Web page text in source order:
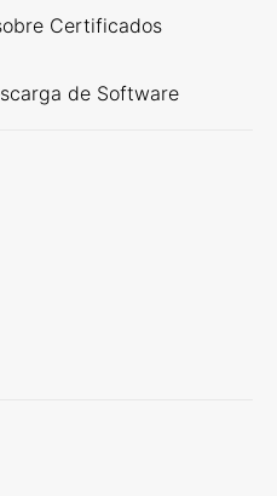
Certificados
de Software